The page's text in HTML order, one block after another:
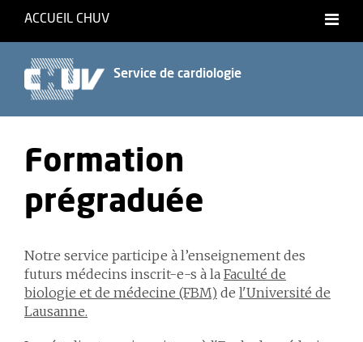
ACCUEIL CHUV
Service de cardiologie
Formation
prégraduée
Notre service participe à l’enseignement des
futurs médecins inscrit-e-s à la Faculté de
biologie et de médecine (FBM) de l'Université de
Lausanne.